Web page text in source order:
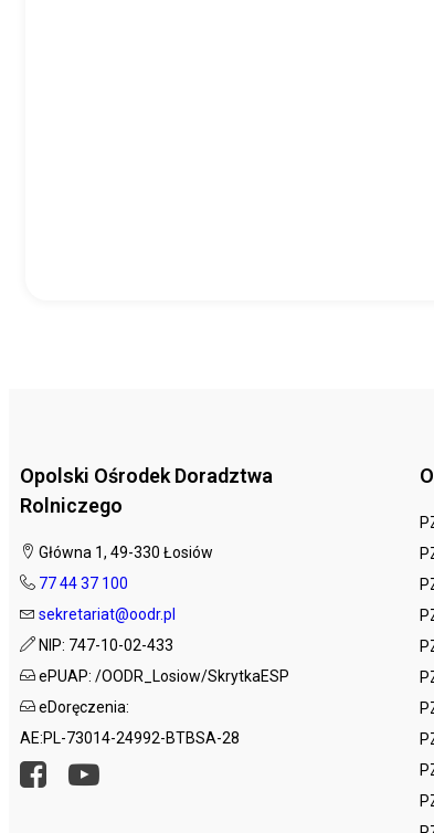
Opolski Ośrodek Doradztwa
Rolniczego
Główna 1, 49-330 Łosiów
77 44 37 100
sekretariat@oodr.pl
NIP: 747-10-02-433
ePUAP: /OODR_Losiow/SkrytkaESP
eDoręczenia:
AE:PL-73014-24992-BTBSA-28